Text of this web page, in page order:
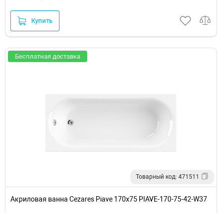
Купить
Бесплатная доставка
Товарный код: 471511
Акриловая ванна Cezares Piave 170x75 PIAVE-170-75-42-W37